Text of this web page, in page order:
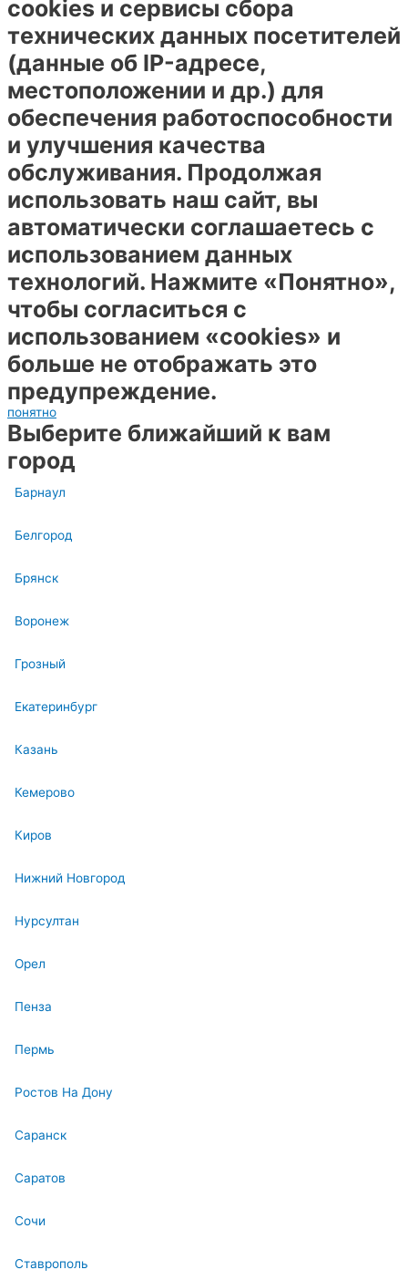
cookies и сервисы сбора
технических данных посетителей
(данные об IP-адресе,
местоположении и др.) для
обеспечения работоспособности
и улучшения качества
обслуживания. Продолжая
использовать наш сайт, вы
автоматически соглашаетесь с
использованием данных
технологий. Нажмите «Понятно»,
чтобы согласиться с
использованием «cookies» и
больше не отображать это
предупреждение.
понятно
Выберите ближайший к вам
город
Барнаул
Белгород
Брянск
Воронеж
Грозный
Екатеринбург
Казань
Кемерово
Киров
Нижний Новгород
Нурсултан
Орел
Пенза
Пермь
Ростов На Дону
Саранск
Саратов
Сочи
Ставрополь